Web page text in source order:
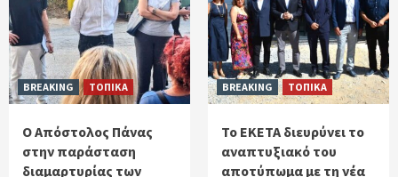
BREAKING ΤΟΠΙΚΑ
Ο Απόστολος Πάνας
στην παράσταση
διαμαρτυρίας των
BREAKING ΤΟΠΙΚΑ
Το ΕΚΕΤΑ διευρύνει το
αναπτυξιακό του
αποτύπωμα με τη νέα